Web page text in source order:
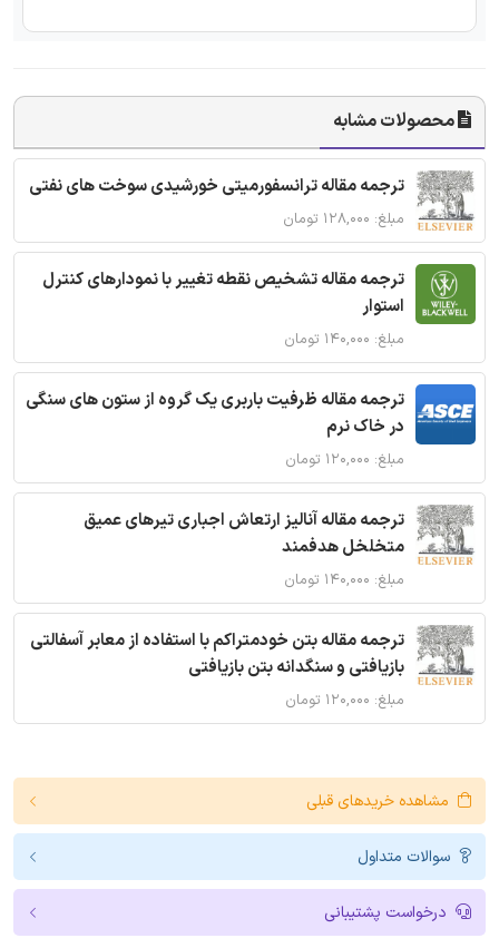
محصولات مشابه
ترجمه مقاله ترانسفورمیتی خورشیدی سوخت های نفتی
مبلغ: ۱۲۸,۰۰۰ تومان
ترجمه مقاله تشخیص نقطه تغییر با نمودارهای کنترل
استوار
مبلغ: ۱۴۰,۰۰۰ تومان
ترجمه مقاله ظرفیت باربری یک گروه از ستون های سنگی
در خاک نرم
مبلغ: ۱۲۰,۰۰۰ تومان
ترجمه مقاله آنالیز ارتعاش اجباری تیرهای عمیق
متخلخل هدفمند
مبلغ: ۱۴۰,۰۰۰ تومان
ترجمه مقاله بتن خودمتراکم با استفاده از معابر آسفالتی
بازیافتی و سنگدانه بتن بازیافتی
مبلغ: ۱۲۰,۰۰۰ تومان
مشاهده خریدهای قبلی
سوالات متداول
درخواست پشتیبانی